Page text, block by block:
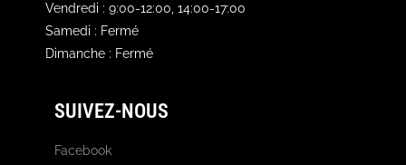
Vendredi : 9:00-12:00, 14:00-17:00
Samedi : Fermé
Dimanche : Fermé
SUIVEZ-NOUS
Facebook